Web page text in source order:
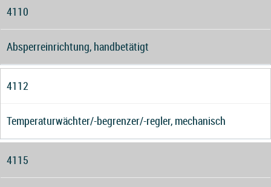
4110
Absperreinrichtung, handbetätigt
4112
Temperaturwächter/-begrenzer/-regler, mechanisch
4115